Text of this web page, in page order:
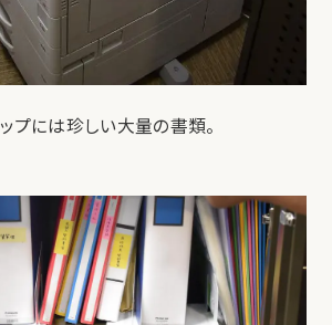
プには珍しい大量の書類。